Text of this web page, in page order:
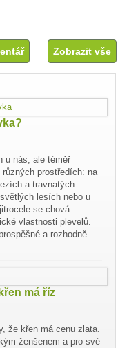
Zobrazit vše
u nás, ale téměř
prostředích: na
a travnatých
lesích nebo u
se chová
vlastnosti plevelů.
a rozhodně
má říz
že křen má cenu zlata.
ženšenem a pro své